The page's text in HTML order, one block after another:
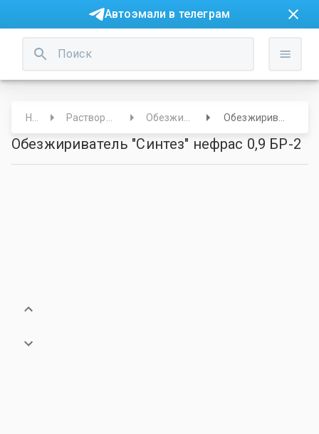
Автоэмали в телеграм
Обезжириватель "Синтез" нефрас 0,9 БР-2